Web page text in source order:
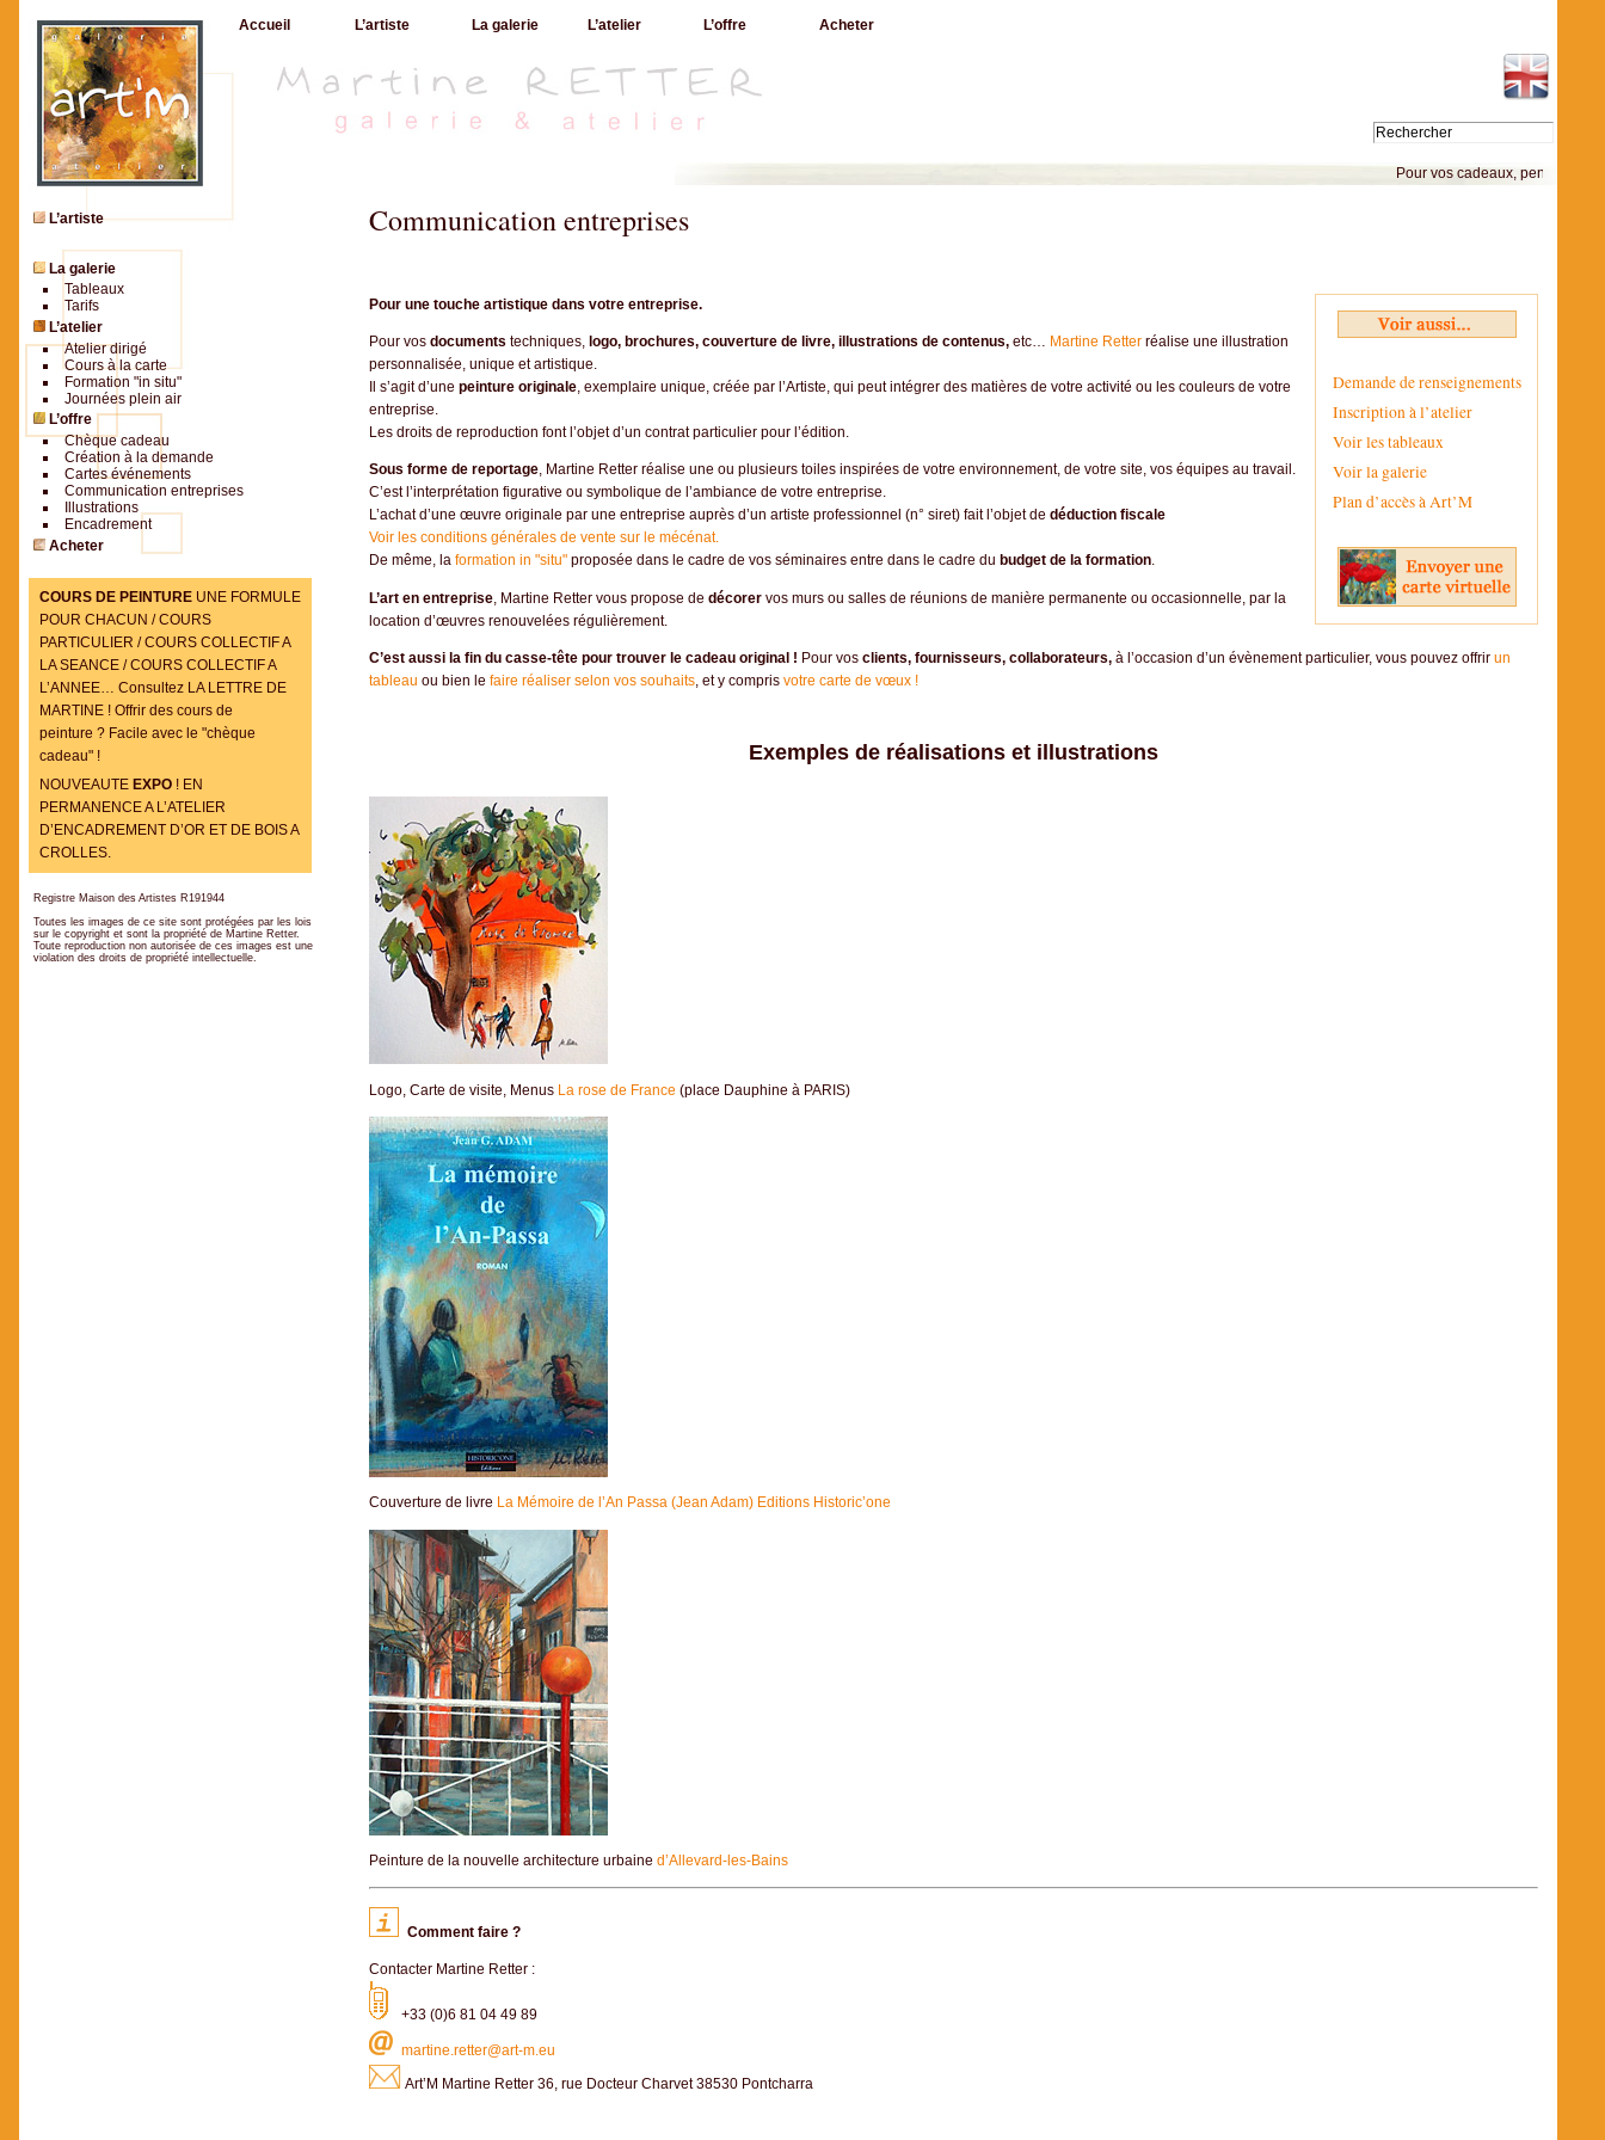
Accueil L’artiste La galerie L’atelier L’offre Acheter
Pour vos
Communication entreprises
Demande de renseignements
Inscription à l’atelier
Voir les tableaux
Voir la galerie
Plan d’accès à Art’M
Pour une touche artistique dans votre entreprise.
Pour vosdocuments techniques, logo, brochures, couverture de livre, illustrations de contenus, etc… Martine Retter réalise une illustration
personnalisée, unique et artistique.
Il s’agit d’unepeinture originale, exemplaire unique, créée par l’Artiste, qui peut intégrer des matières de votre activité ou les couleurs de votre
entreprise.
Les droits de reproduction font l’objet d’un contrat particulier pour l’édition.
Sous forme de reportage, Martine Retter réalise une ou plusieurs toiles inspirées de votre environnement, de votre site, vos équipes au travail.
C’est l’interprétation figurative ou symbolique de l’ambiance de votre entreprise.
L’achat d’une œuvre originale par une entreprise auprès d’un artiste professionnel (n° siret) fait l’objet dedéduction fiscale
Voir les conditions générales de vente sur le mécénat.
De même, laformation in "situ" proposée dans le cadre de vos séminaires entre dans le cadre du budget de la formation.
L’art en entreprise , Martine Retter vous propose dedécorer vos murs ou salles de réunions de manière permanente ou occasionnelle, par la
location d’œuvres renouvelées régulièrement.
C’est aussi la fin du casse-tête pour trouver le cadeau original ! Pour vosclients, fournisseurs, collaborateurs, à l’occasion d’un évènement particulier, vous pouvez offrirun
tableau ou bien lefaire réaliser selon vos souhaits, et y comprisvotre carte de vœux !
Exemples de réalisations et illustrations
Logo, Carte de visite, Menus La rose de France (place Dauphine à PARIS)
Couverture de livre La Mémoire de l’An Passa (Jean Adam) Editions Historic’one
Peinture de la nouvelle architecture urbained’Allevard-les-Bains
Comment faire ?
Contacter Martine Retter :
+33 (0)6 81 04 49 89
martine.retter@art-m.eu
Art’M Martine Retter 36, rue Docteur Charvet 38530 Pontcharra
L’artiste
La galerie
Tableaux
Tarifs
L’atelier
Atelier dirigé
Cours à la carte
Formation "in situ"
Journées plein air
L’offre
Chèque cadeau
Création à la demande
Cartes événements
Communication entreprises
Illustrations
Encadrement
Acheter
COURS DE PEINTUREUNE FORMULE
POUR CHACUN / COURS
PARTICULIER / COURS COLLECTIF A
LA SEANCE / COURS COLLECTIF A
L’ANNEE… Consultez LA LETTRE DE
MARTINE ! Offrir des cours de
peinture ? Facile avec le "chèque
cadeau" !
NOUVEAUTE EXPO! EN
PERMANENCE A L’ATELIER
D’ENCADREMENT D’OR ET DE BOIS A
CROLLES.
Registre Maison des Artistes R191944
Toutes les images de ce site sont protégées par les lois
sur le copyright et sont la propriété de Martine Retter.
Toute reproduction non autorisée de ces images est une
violation des droits de propriété intellectuelle.